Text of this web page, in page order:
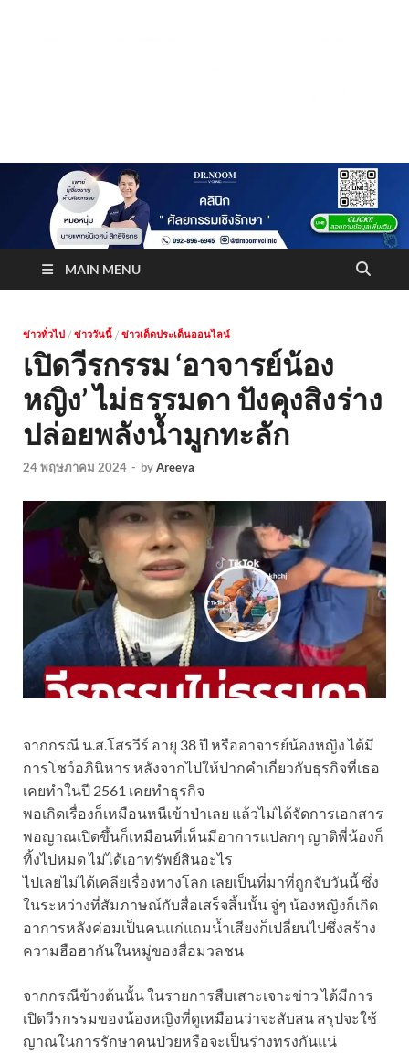
Truststoreonline
MAIN MENU
ข่าวทั่วไป / ข่าววันนี้ / ข่าวเด็ดประเด็นออนไลน์
เปิดวีรกรรม ‘อาจารย์น้อง
หญิง’ ไม่ธรรมดา ปังคุงสิงร่าง
ปล่อยพลังน้ำมูกทะลัก
24 พฤษภาคม 2024 - byAreeya
จากกรณี น.ส.โสรวีร์ อายุ 38 ปี หรืออาจารย์น้องหญิง ได้มี
การโชว์อภินิหาร หลังจากไปให้ปากคำเกี่ยวกับธุรกิจที่เธอ
เคยทำในปี 2561 เคยทำธุรกิจ
พอเกิดเรื่องก็เหมือนหนีเข้าป่าเลย แล้วไม่ได้จัดการเอกสาร
พอญาณเปิดขึ้นก็เหมือนที่เห็นมีอาการแปลกๆ ญาติพี่น้องก็
ทิ้งไปหมด ไม่ได้เอาทรัพย์สินอะไร
ไปเลยไม่ได้เคลียเรื่องทางโลก เลยเป็นที่มาที่ถูกจับวันนี้ ซึ่ง
ในระหว่างที่สัมภาษณ์กับสื่อเสร็จสิ้นนั้น จู่ๆ น้องหญิงก็เกิด
อาการหลังค่อมเป็นคนแก่แถมน้ำเสียงก็เปลี่ยนไปซึ่งสร้าง
ความฮือฮากันในหมู่ของสื่อมวลชน
จากกรณีข้างต้นนั้น ในรายการสืบเสาะเจาะข่าว ได้มีการ
เปิดวีรกรรมของน้องหญิงที่ดูเหมือนว่าจะสับสน สรุปจะใช้
ญาณในการรักษาคนป่วยหรือจะเป็นร่างทรงกันแน่